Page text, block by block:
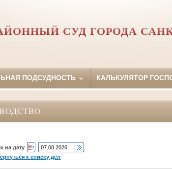
СУД ГОРОДА
ПОДСУДНОСТЬ КАЛЬКУЛЯТОР
на дату
к списку дел